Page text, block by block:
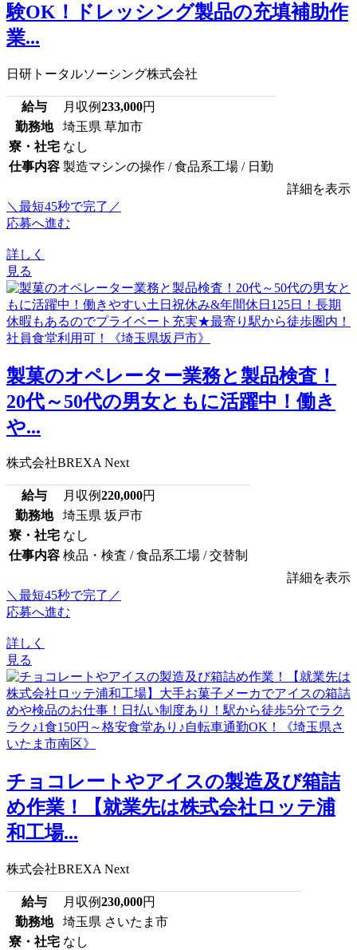
験OK！ドレッシング製品の充填補助作
業...
日研トータルソーシング株式会社
給与 月収例233,000円
勤務地
埼玉県 草加市
寮・社宅 なし
仕事内容 製造マシンの操作 / 食品系工場 / 日勤
詳細を表示
＼最短45秒で完了／
応募へ進む
詳しく
見る
製菓のオペレーター業務と製品検査！
20代～50代の男女ともに活躍中！働き
や...
株式会社BREXA Next
給与 月収例220,000円
勤務地
埼玉県 坂戸市
寮・社宅 なし
仕事内容 検品・検査 / 食品系工場 / 交替制
詳細を表示
＼最短45秒で完了／
応募へ進む
詳しく
見る
チョコレートやアイスの製造及び箱詰
め作業！【就業先は株式会社ロッテ浦
和工場...
株式会社BREXA Next
給与 月収例230,000円
勤務地
埼玉県 さいたま市
寮・社宅 なし